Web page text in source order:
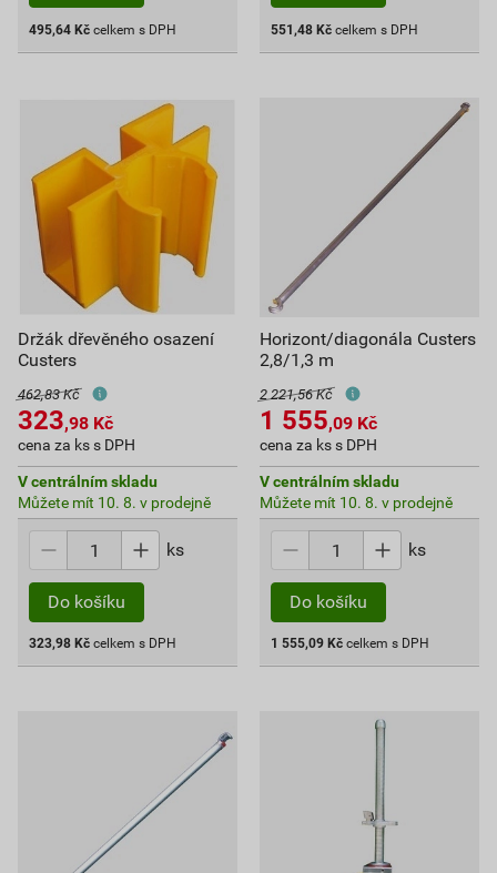
495,64 Kč celkem s DPH 551,48 Kč celkem s DPH
Držák dřevěného osazení
Custers
462,83 Kč
323,98 Kč
cena za ks s DPH
V centrálním skladu
Můžete mít 10. 8. v prodejně
ks
Do košíku
323,98 Kč celkem s DPH
Horizont/diagonála Custers
2,8/1,3 m
2 221,56 Kč
1 555,09 Kč
cena za ks s DPH
V centrálním skladu
Můžete mít 10. 8. v prodejně
ks
Do košíku
1 555,09 Kč celkem s DPH